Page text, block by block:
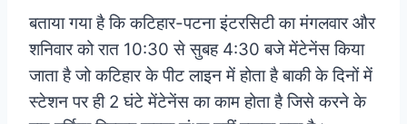
बताया गया है कि कटिहार-पटना इंटरसिटी का मंगलवार और
शनिवार को रात 10:30 से सुबह 4:30 बजे मेंटेनेंस किया
जाता है जो कटिहार के पीट लाइन में होता है बाकी के दिनों में
स्टेशन पर ही 2 घंटे मेंटेनेंस का काम होता है जिसे करने के